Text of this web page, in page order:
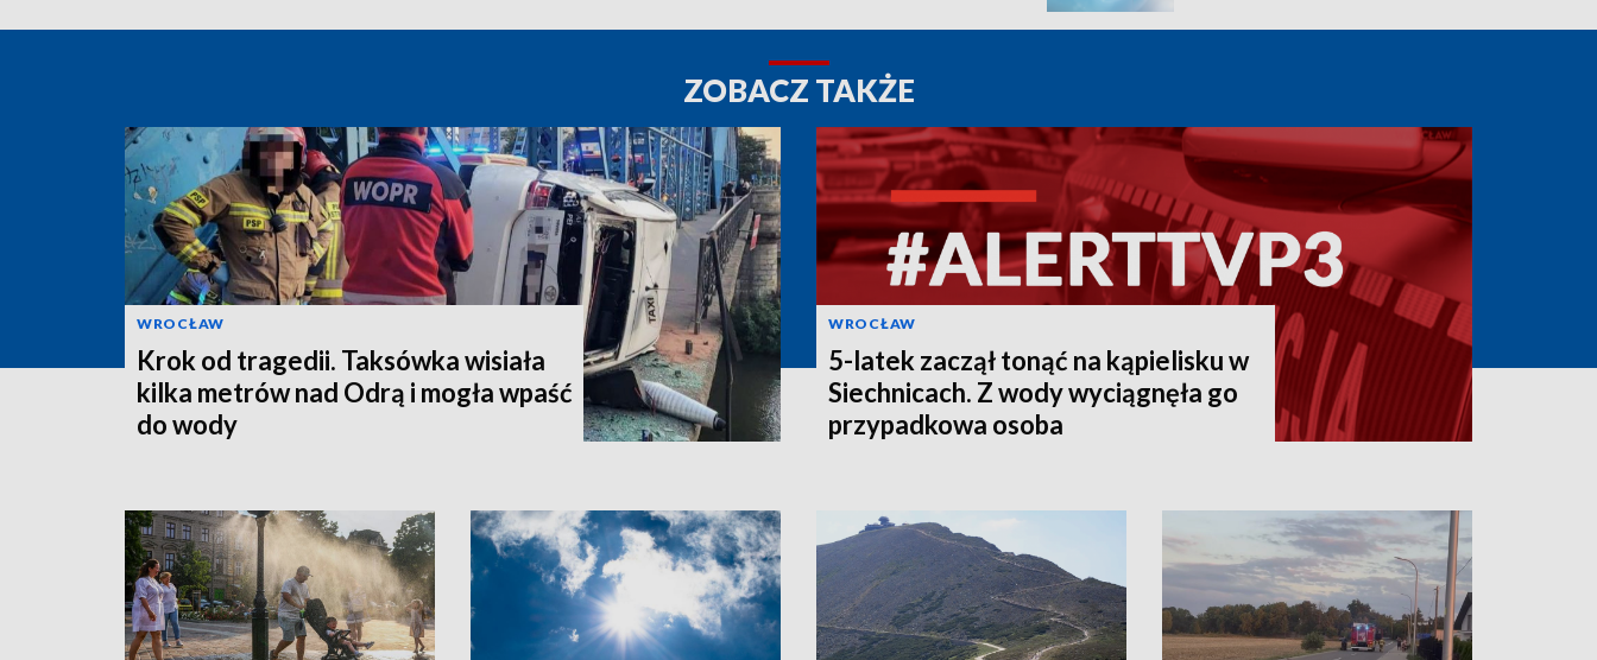
ZOBACZ TAKŻE
WROCŁAW
Krok od tragedii. Taksówka wisiała
kilka metrów nad Odrą i mogła wpaść
do wody
WROCŁAW
5-latek zaczął tonąć na kąpielisku w
Siechnicach. Z wody wyciągnęła go
przypadkowa osoba